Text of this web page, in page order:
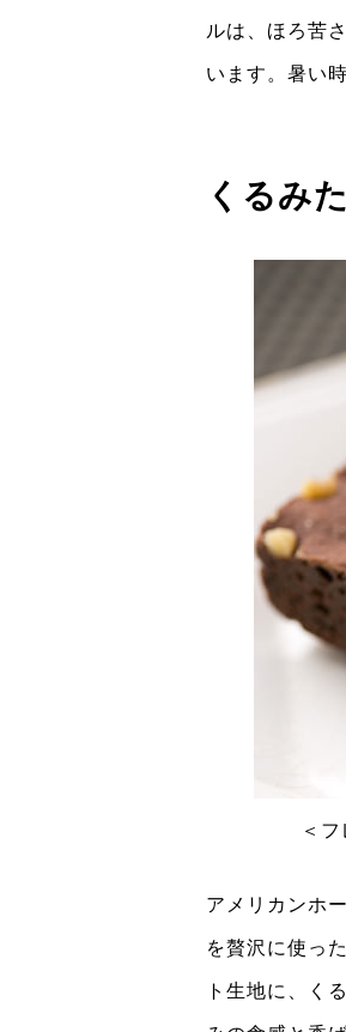
ルは、ほろ苦
います。暑い
くるみ
＜
アメリカンホ
を贅沢に使っ
ト生地に、く